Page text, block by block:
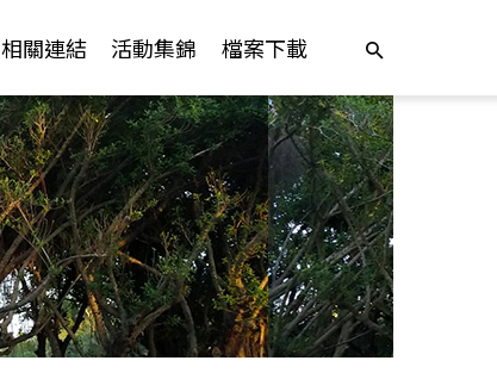
相關連結 活動集錦 檔案下載